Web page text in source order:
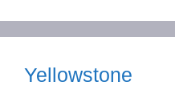
Yellowstone